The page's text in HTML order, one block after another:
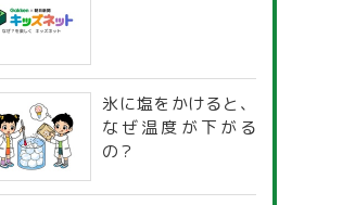
氷に塩をかけると、
なぜ温度が下がる
の？